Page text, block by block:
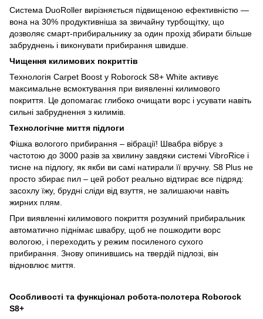
Система DuoRoller вирізняється підвищеною ефективністю —
вона на 30% продуктивніша за звичайну турбощітку, що
дозволяє смарт-прибиральнику за один прохід збирати більше
забруднень і виконувати прибирання швидше.
Чищення килимових покриттів
Технологія Carpet Boost у Roborock S8+ White активує
максимальне всмоктування при виявленні килимового
покриття. Це допомагає глибоко очищати ворс і усувати навіть
сильні забруднення з килимів.
Технологічне миття підлоги
Фішка вологого прибирання – вібрації! Швабра вібрує з
частотою до 3000 разів за хвилину завдяки системі VibroRice і
тисне на підлогу, як якби ви самі натирали її вручну. S8 Plus не
просто збирає пил – цей робот реально відтирає все підряд:
засохлу їжу, брудні сліди від взуття, не залишаючи навіть
жирних плям.
При виявленні килимового покриття розумний прибиральник
автоматично піднімає швабру, щоб не пошкодити ворс
вологою, і переходить у режим посиленого сухого
прибирання. Знову опинившись на твердій підлозі, він
відновлює миття.
Особливості та функціонал робота-полотера Roborock
S8+